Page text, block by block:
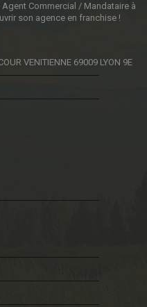
Commercial / Mandataire à
son agence en franchise !
VENITIENNE 69009 LYON 9E